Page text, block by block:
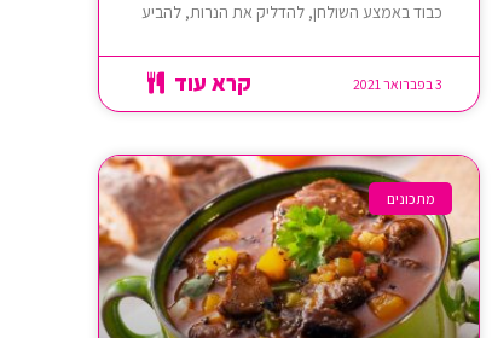
כבוד באמצע השולחן, להדליק את הנרות, להביע
קרא עוד 3 בפברואר 2021
מתכונים